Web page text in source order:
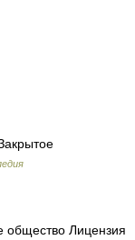
общество Лицензия